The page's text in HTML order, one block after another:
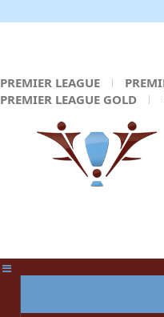
PREMIER LEAGUE
PREMIER LEAGUE GOLD